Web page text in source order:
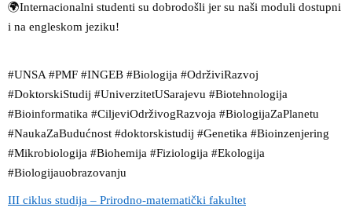
🌍Internacionalni studenti su dobrodošli jer su naši moduli dostupni
i na engleskom jeziku!
#UNSA #PMF #INGEB #Biologija #OdrživiRazvoj
#DoktorskiStudij #UniverzitetUSarajevu #Biotehnologija
#Bioinformatika #CiljeviOdrživogRazvoja #BiologijaZaPlanetu
#NaukaZaBudućnost #doktorskistudij #Genetika #Bioinzenjering
#Mikrobiologija #Biohemija #Fiziologija #Ekologija
#Biologijauobrazovanju
III ciklus studija – Prirodno-matematički fakultet